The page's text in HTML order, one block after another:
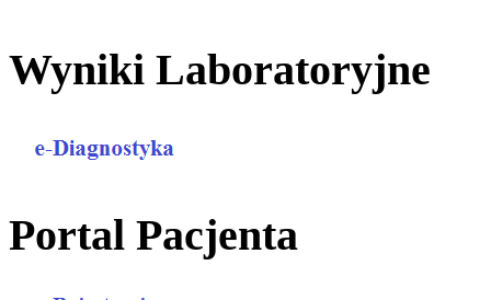
Wyniki Laboratoryjne
Portal Pacjenta